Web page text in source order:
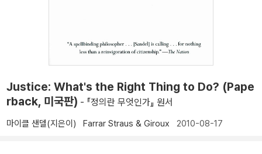
Justice: What's the Right Thing to Do? (Pape
rback, 미국판) - 『정의란 무엇인가』 원서
마이클 샌델(지은이) Farrar Straus & Giroux 2010-08-17